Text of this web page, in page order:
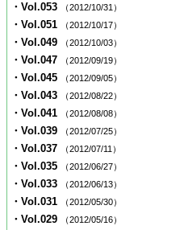
・Vol.053 （2012/10/31）
・Vol.051 （2012/10/17）
・Vol.049 （2012/10/03）
・Vol.047 （2012/09/19）
・Vol.045 （2012/09/05）
・Vol.043 （2012/08/22）
・Vol.041 （2012/08/08）
・Vol.039 （2012/07/25）
・Vol.037 （2012/07/11）
・Vol.035 （2012/06/27）
・Vol.033 （2012/06/13）
・Vol.031 （2012/05/30）
・Vol.029 （2012/05/16）